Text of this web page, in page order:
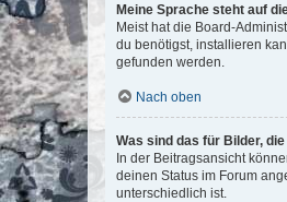
Meine Sprache steht auf
Meist hat die Board-
du benötigst, installieren
gefunden werden.
Nach oben
Was sind das für Bilder,
In der Beitragsansicht
deinen Status im Forum
unterschiedlich ist.